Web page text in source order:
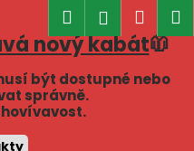
nový kabát🧥
být dostupné nebo
správně.
Hledat
košík